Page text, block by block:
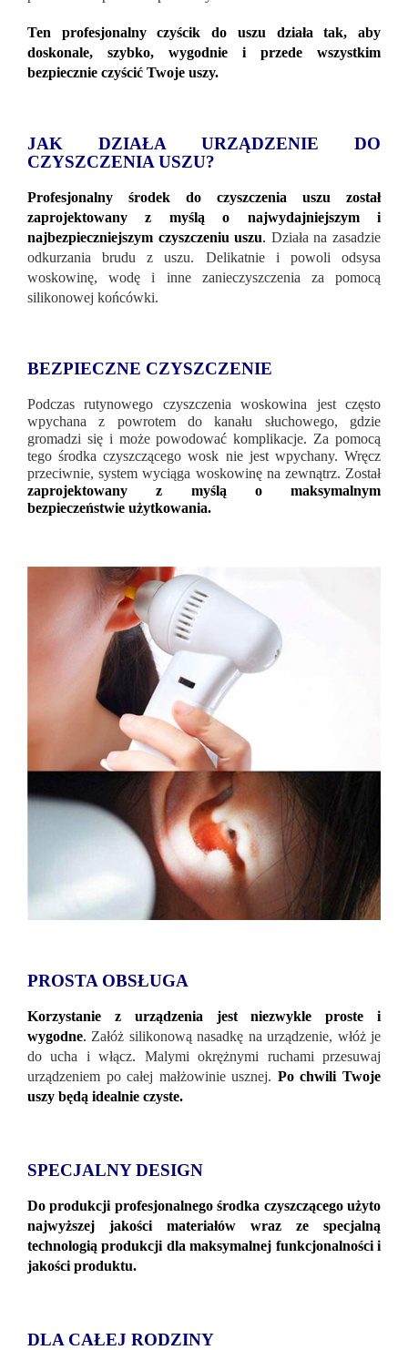
Ten profesjonalny czyścik do uszu działa tak, aby
doskonale, szybko, wygodnie i przede wszystkim
bezpiecznie czyścić Twoje uszy.
JAK DZIAŁA URZĄDZENIE DO
CZYSZCZENIA USZU?
Profesjonalny środek do czyszczenia uszu został
zaprojektowany z myślą o najwydajniejszym i
najbezpieczniejszym czyszczeniu uszu. Działa na zasadzie
odkurzania brudu z uszu. Delikatnie i powoli odsysa
woskowinę, wodę i inne zanieczyszczenia za pomocą
silikonowej końcówki.
BEZPIECZNE CZYSZCZENIE
Podczas rutynowego czyszczenia woskowina jest często
wpychana z powrotem do kanału słuchowego, gdzie
gromadzi się i może powodować komplikacje. Za pomocą
tego środka czyszczącego wosk nie jest wpychany. Wręcz
przeciwnie, system wyciąga woskowinę na zewnątrz. Został
zaprojektowany z myślą o maksymalnym
bezpieczeństwie użytkowania.
PROSTA OBSŁUGA
Korzystanie z urządzenia jest niezwykle proste i
wygodne. Załóż silikonową nasadkę na urządzenie, włóż je
do ucha i włącz. Malymi okrężnymi ruchami przesuwaj
urządzeniem po całej małżowinie usznej. Po chwili Twoje
uszy będą idealnie czyste.
SPECJALNY DESIGN
Do produkcji profesjonalnego środka czyszczącego użyto
najwyższej jakości materiałów wraz ze specjalną
technologią produkcji dla maksymalnej funkcjonalności i
jakości produktu.
DLA CAŁEJ RODZINY